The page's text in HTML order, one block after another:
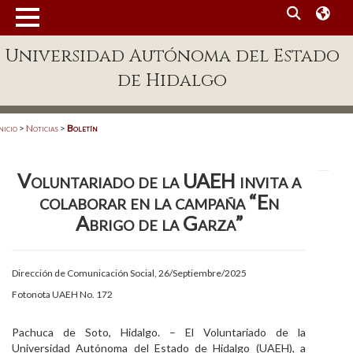
Enlaces
Patronato
Plataforma Garza
Acreditación Internacional
Aspirantes
Universidad Autónoma del Estado
de Hidalgo
> Noticias > Boletín
Voluntariado de la UAEH invita a
colaborar en la campaña “En
Abrigo de la Garza”
Dirección de Comunicación Social, 26/Septiembre/2025
Fotonota UAEH No. 172
Pachuca de Soto, Hidalgo. – El Voluntariado de la
Universidad Autónoma del Estado de Hidalgo (UAEH), a